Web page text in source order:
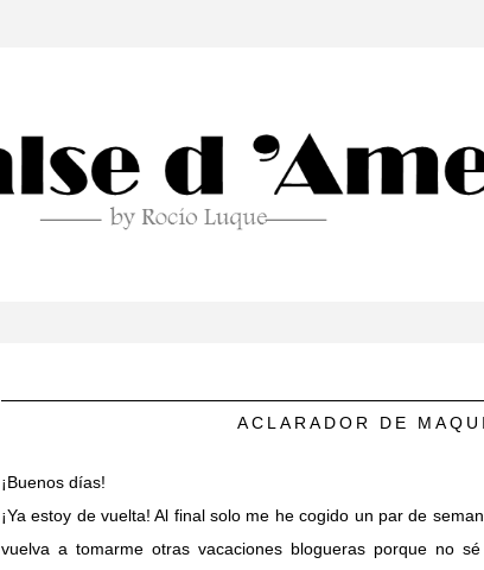
ACLARADOR DE
¡Buenos días!
¡Ya estoy de vuelta! Al final solo me he cogido un par de
vuelva a tomarme otras vacaciones blogueras porque no